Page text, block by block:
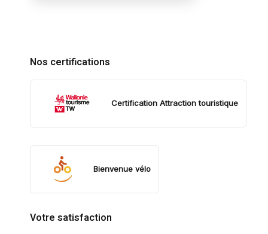
Nos certifications
Certification Attraction touristique
Bienvenue vélo
Votre satisfaction